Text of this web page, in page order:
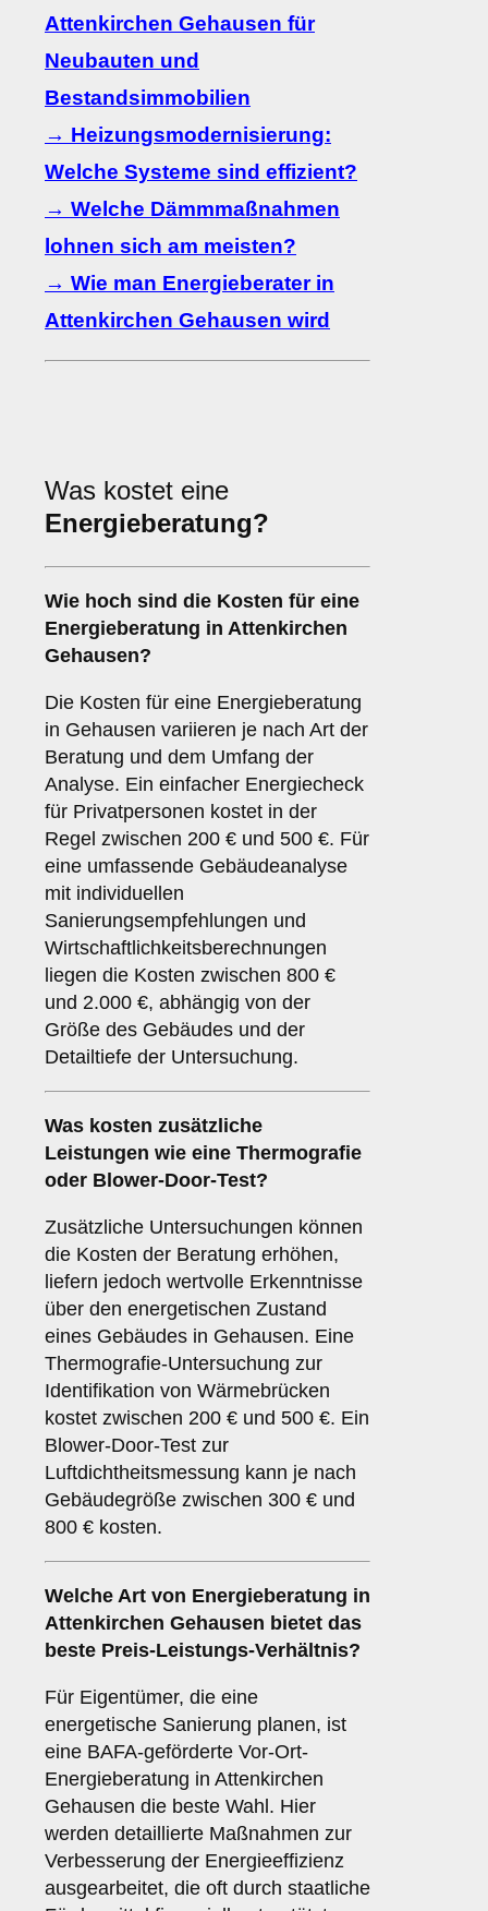
Attenkirchen Gehausen für
Neubauten und
Bestandsimmobilien
→ Heizungsmodernisierung:
Welche Systeme sind effizient?
→ Welche Dämmmaßnahmen
lohnen sich am meisten?
→ Wie man Energieberater in
Attenkirchen Gehausen wird
Was kostet eine
Energieberatung?
Wie hoch sind die Kosten für eine
Energieberatung in Attenkirchen
Gehausen?
Die Kosten für eine Energieberatung
in Gehausen variieren je nach Art der
Beratung und dem Umfang der
Analyse. Ein einfacher Energiecheck
für Privatpersonen kostet in der
Regel zwischen 200 € und 500 €. Für
eine umfassende Gebäudeanalyse
mit individuellen
Sanierungsempfehlungen und
Wirtschaftlichkeitsberechnungen
liegen die Kosten zwischen 800 €
und 2.000 €, abhängig von der
Größe des Gebäudes und der
Detailtiefe der Untersuchung.
Was kosten zusätzliche
Leistungen wie eine Thermografie
oder Blower-Door-Test?
Zusätzliche Untersuchungen können
die Kosten der Beratung erhöhen,
liefern jedoch wertvolle Erkenntnisse
über den energetischen Zustand
eines Gebäudes in Gehausen. Eine
Thermografie-Untersuchung zur
Identifikation von Wärmebrücken
kostet zwischen 200 € und 500 €. Ein
Blower-Door-Test zur
Luftdichtheitsmessung kann je nach
Gebäudegröße zwischen 300 € und
800 € kosten.
Welche Art von Energieberatung in
Attenkirchen Gehausen bietet das
beste Preis-Leistungs-Verhältnis?
Für Eigentümer, die eine
energetische Sanierung planen, ist
eine BAFA-geförderte Vor-Ort-
Energieberatung in Attenkirchen
Gehausen die beste Wahl. Hier
werden detaillierte Maßnahmen zur
Verbesserung der Energieeffizienz
ausgearbeitet, die oft durch staatliche